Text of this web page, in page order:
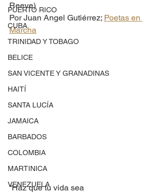
PUERTO RICO
CUBA
TRINIDAD Y TOBAGO
BELICE
SAN VICENTE Y GRANADINAS
HAITÍ
SANTA LUCÍA
JAMAICA
BARBADOS
COLOMBIA
MARTINICA
VENEZUELA
Reeve)
Por Juan Angel Gutiérrez; Poetas en
Marcha
“Haz que tu vida sea